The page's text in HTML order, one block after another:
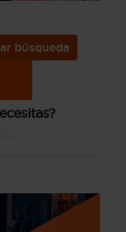
búsqueda